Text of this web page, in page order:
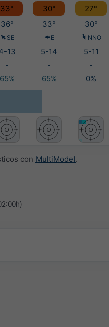
33° 30°
27°
36° 33° 30°
SE E NNO
13 5-14
5-11
- -
-
65% 65% 0%
con MultiModel.